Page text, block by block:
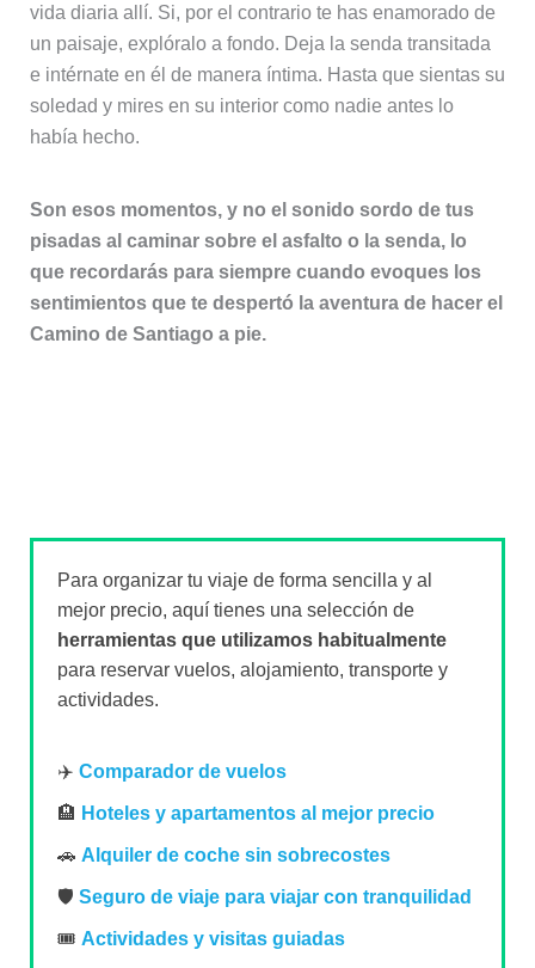
vida diaria allí. Si, por el contrario te has enamorado de
un paisaje, explóralo a fondo. Deja la senda transitada
e intérnate en él de manera íntima. Hasta que sientas su
soledad y mires en su interior como nadie antes lo
había hecho.
Son esos momentos, y no el sonido sordo de tus
pisadas al caminar sobre el asfalto o la senda, lo
que recordarás para siempre cuando evoques los
sentimientos que te despertó la aventura de hacer el
Camino de Santiago a pie.
Para organizar tu viaje de forma sencilla y al
mejor precio, aquí tienes una selección de
herramientas que utilizamos habitualmente
para reservar vuelos, alojamiento, transporte y
actividades.
✈️ Comparador de vuelos
🏨 Hoteles y apartamentos al mejor precio
🚗 Alquiler de coche sin sobrecostes
🛡️ Seguro de viaje para viajar con tranquilidad
🎟️ Actividades y visitas guiadas